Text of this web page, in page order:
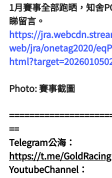
1月賽事全部跑晒，知舍
睇留言。
https://
web/jra/onetag2020/
Photo: 賽事截圖
==
Telegram公海：
https://t.me/GoldRacing
YoutubeChannel：